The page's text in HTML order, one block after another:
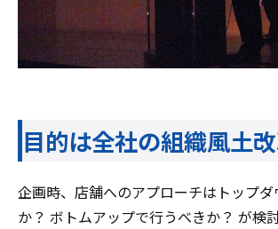
目的は全社の組織風土
企画時、店舗へのアプローチはトップ
か？ ボトムアップで行うべきか？ が検